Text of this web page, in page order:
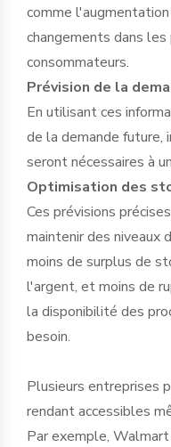
comme
changements dans
consommateurs.
Prévision de la
En utilisant ces
de la demande future,
seront nécessaires à
Optimisation des
Ces prévisions
maintenir des niveaux
moins de surplus de
l'argent, et moins de
la disponibilité des
besoin.
Plusieurs entreprises
rendant accessibles
Par exemple,